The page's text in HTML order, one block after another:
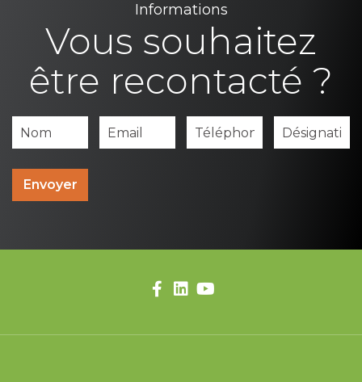
Informations
Vous souhaitez
être recontacté ?
Envoyer